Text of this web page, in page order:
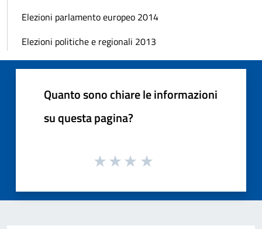
Elezioni parlamento europeo 2014
Elezioni politiche e regionali 2013
Quanto sono chiare le informazioni
su questa pagina?